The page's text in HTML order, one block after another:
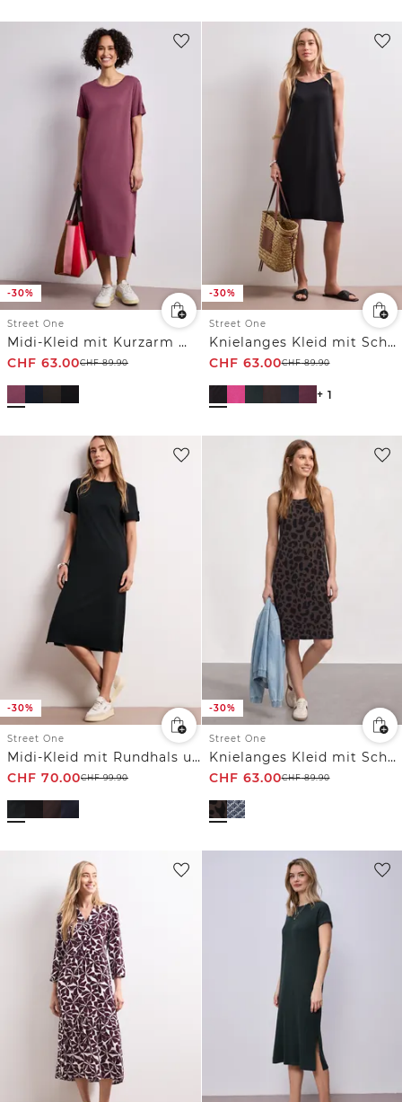
-30%
Street One
Midi-Kleid mit Kurzarm mit Schlitzdetail
CHF 63.00CHF89.90
-30%
Street One
Knielanges Kleid mit Schnallendetail
CHF 63.00CHF89.90
+ 1
-30%
Street One
Midi-Kleid mit Rundhals und Knöpfen
CHF 70.00CHF99.90
-30%
Street One
Knielanges Kleid mit Schnallendetail
CHF 63.00CHF89.90